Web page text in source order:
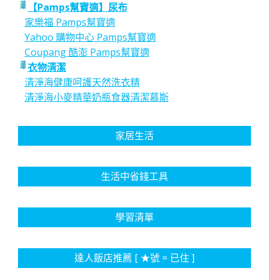
【Pamps幫寶適】尿布
家樂福 Pamps幫寶適
Yahoo 購物中心 Pamps幫寶適
Coupang 酷澎 Pamps幫寶適
衣物清潔
清淨海健康呵護天然洗衣精
清淨海小麥精華奶瓶食器清潔慕斯
家居生活
生活中省錢工具
學習清單
達人飯店推薦 [ ★號 = 已住 ]